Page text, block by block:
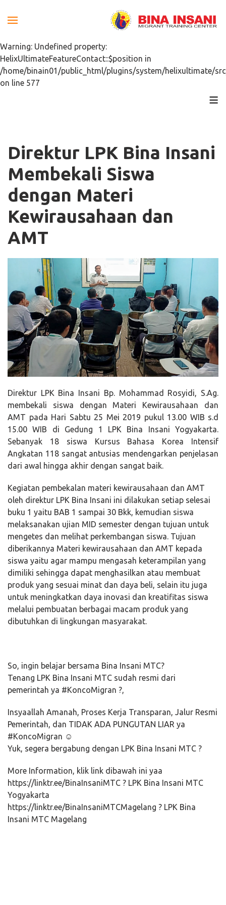
Warning: Undefined property:
HelixUltimateFeatureContact::$position in
/home/binain01/public_html/plugins/system/helixultimate/
on line 577
≡
Direktur LPK Bina Insani
Membekali Siswa
dengan Materi
Kewirausahaan dan
AMT
Direktur LPK Bina Insani Bp. Mohammad Rosyidi, S.Ag.
membekali siswa dengan Materi Kewirausahaan dan
AMT pada Hari Sabtu 25 Mei 2019 pukul 13.00 WIB s.d
15.00 WIB di Gedung 1 LPK Bina Insani Yogyakarta.
Sebanyak 18 siswa Kursus Bahasa Korea Intensif
Angkatan 118 sangat antusias mendengarkan penjelasan
dari awal hingga akhir dengan sangat baik.
Kegiatan pembekalan materi kewirausahaan dan AMT
oleh direktur LPK Bina Insani ini dilakukan setiap selesai
buku 1 yaitu BAB 1 sampai 30 Bkk, kemudian siswa
melaksanakan ujian MID semester dengan tujuan untuk
mengetes dan melihat perkembangan siswa. Tujuan
diberikannya Materi kewirausahaan dan AMT kepada
siswa yaitu agar mampu mengasah keterampilan yang
dimiliki sehingga dapat menghasilkan atau membuat
produk yang sesuai minat dan daya beli, selain itu juga
untuk meningkatkan daya inovasi dan kreatifitas siswa
melalui pembuatan berbagai macam produk yang
dibutuhkan di lingkungan masyarakat.
So, ingin belajar bersama Bina Insani MTC?
Tenang LPK Bina Insani MTC sudah resmi dari
pemerintah ya #KoncoMigran ?,
Insyaallah Amanah, Proses Kerja Transparan, Jalur Resmi
Pemerintah, dan TIDAK ADA PUNGUTAN LIAR ya
#KoncoMigran ☺️
Yuk, segera bergabung dengan LPK Bina Insani MTC ?
More Information, klik link dibawah ini yaa
https://linktr.ee/BinaInsaniMTC ? LPK Bina Insani MTC
Yogyakarta
https://linktr.ee/BinaInsaniMTCMagelang ? LPK Bina
Insani MTC Magelang